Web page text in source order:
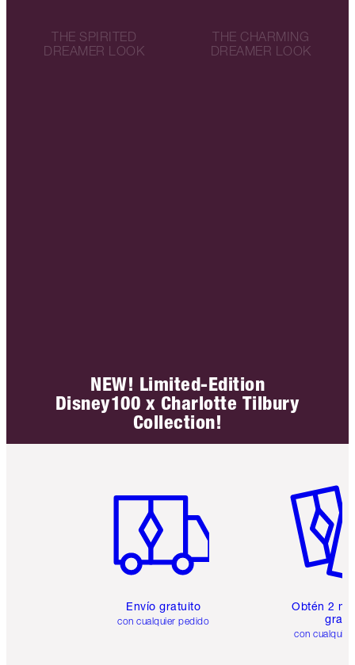
THE SPIRITED
DREAMER LOOK
THE CHARMING
DREAMER LOOK
NEW! Limited-Edition
Disney100 x Charlotte Tilbury
Collection!
Envío gratuito
con cualquier pedido
Obtén 2
gratis
con